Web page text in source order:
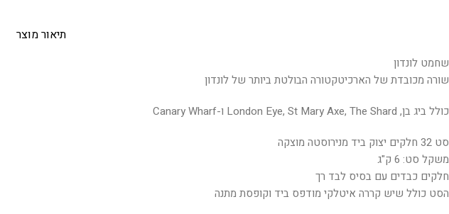
תיאור מוצר
שחמט לונדון
שורה מכובדת של הארכיטקטורה הבולטת ביותר של לונדון
כולל ביג בן, London Eye, St Mary Axe, The Shard ו-Canary Wharf
סט 32 חלקים יצוק ביד מנירוסטה מוצקה
משקל סט: 6 ק"ג
חלקים כבדים עם בסיס לבד רך
הסט כולל שיש קררה איטלקי מודפס ביד וקופסת מתנה